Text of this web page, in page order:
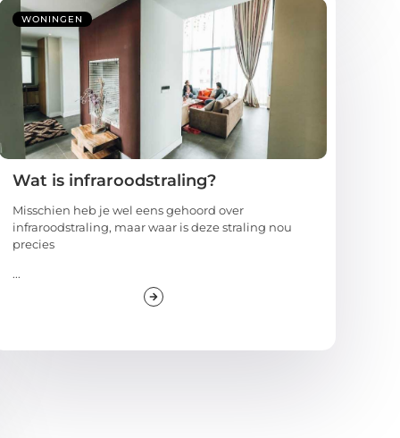
WONINGEN
Wat is infraroodstraling?
Misschien heb je wel eens gehoord over
infraroodstraling, maar waar is deze straling nou
precies
...